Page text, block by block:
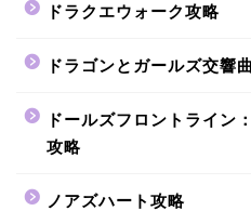
ドラクエウォーク攻略
ドラゴンとガールズ交響
ドールズフロントライン
攻略
ノアズハート攻略